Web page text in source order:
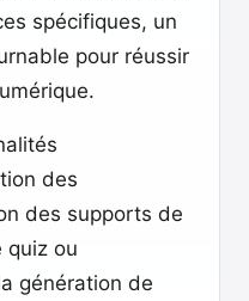
spécifiques, un
pour réussir
des
des supports de
quiz ou
génération de